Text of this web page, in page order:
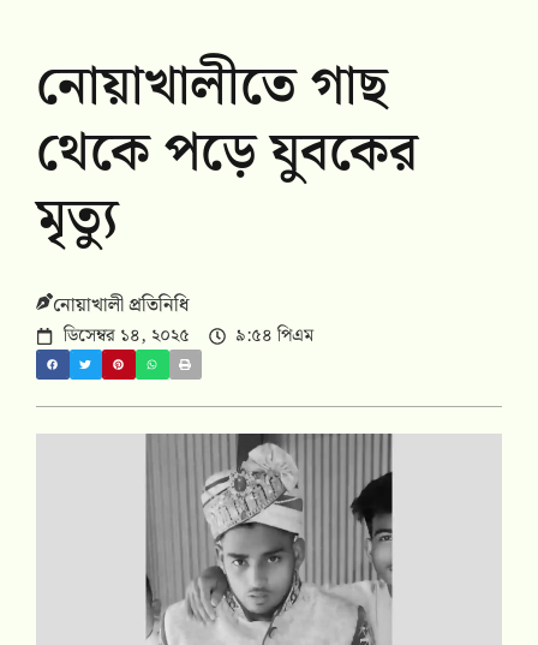
নোয়াখালীতে গাছ
থেকে পড়ে যুবকের
মৃত্যু
নোয়াখালী প্রতিনিধি
ডিসেম্বর ১৪, ২০২৫ ৯:৫৪ পিএম